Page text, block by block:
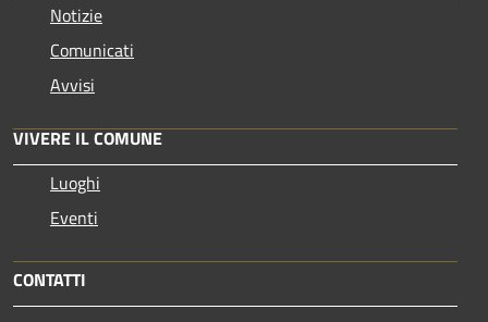
Notizie
Comunicati
Avvisi
VIVERE IL COMUNE
Luoghi
Eventi
CONTATTI